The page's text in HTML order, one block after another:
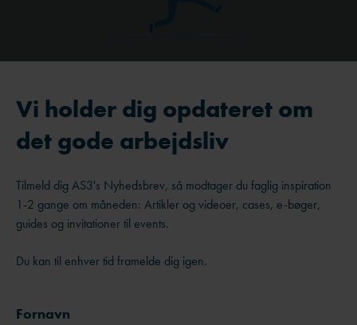
Vi holder dig opdateret om
det gode arbejdsliv
Tilmeld dig AS3's Nyhedsbrev, så modtager du faglig inspiration
1-2 gange om måneden: Artikler og videoer, cases, e-bøger,
guides og invitationer til events.
Du kan til enhver tid framelde dig igen.
Fornavn